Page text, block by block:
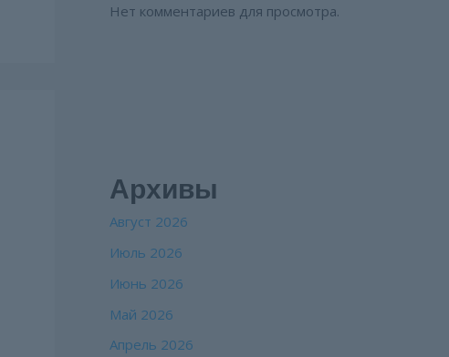
Нет комментариев для просмотра.
Архивы
Август 2026
Июль 2026
Июнь 2026
Май 2026
Апрель 2026